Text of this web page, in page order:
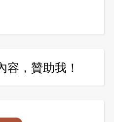
容，贊助我！